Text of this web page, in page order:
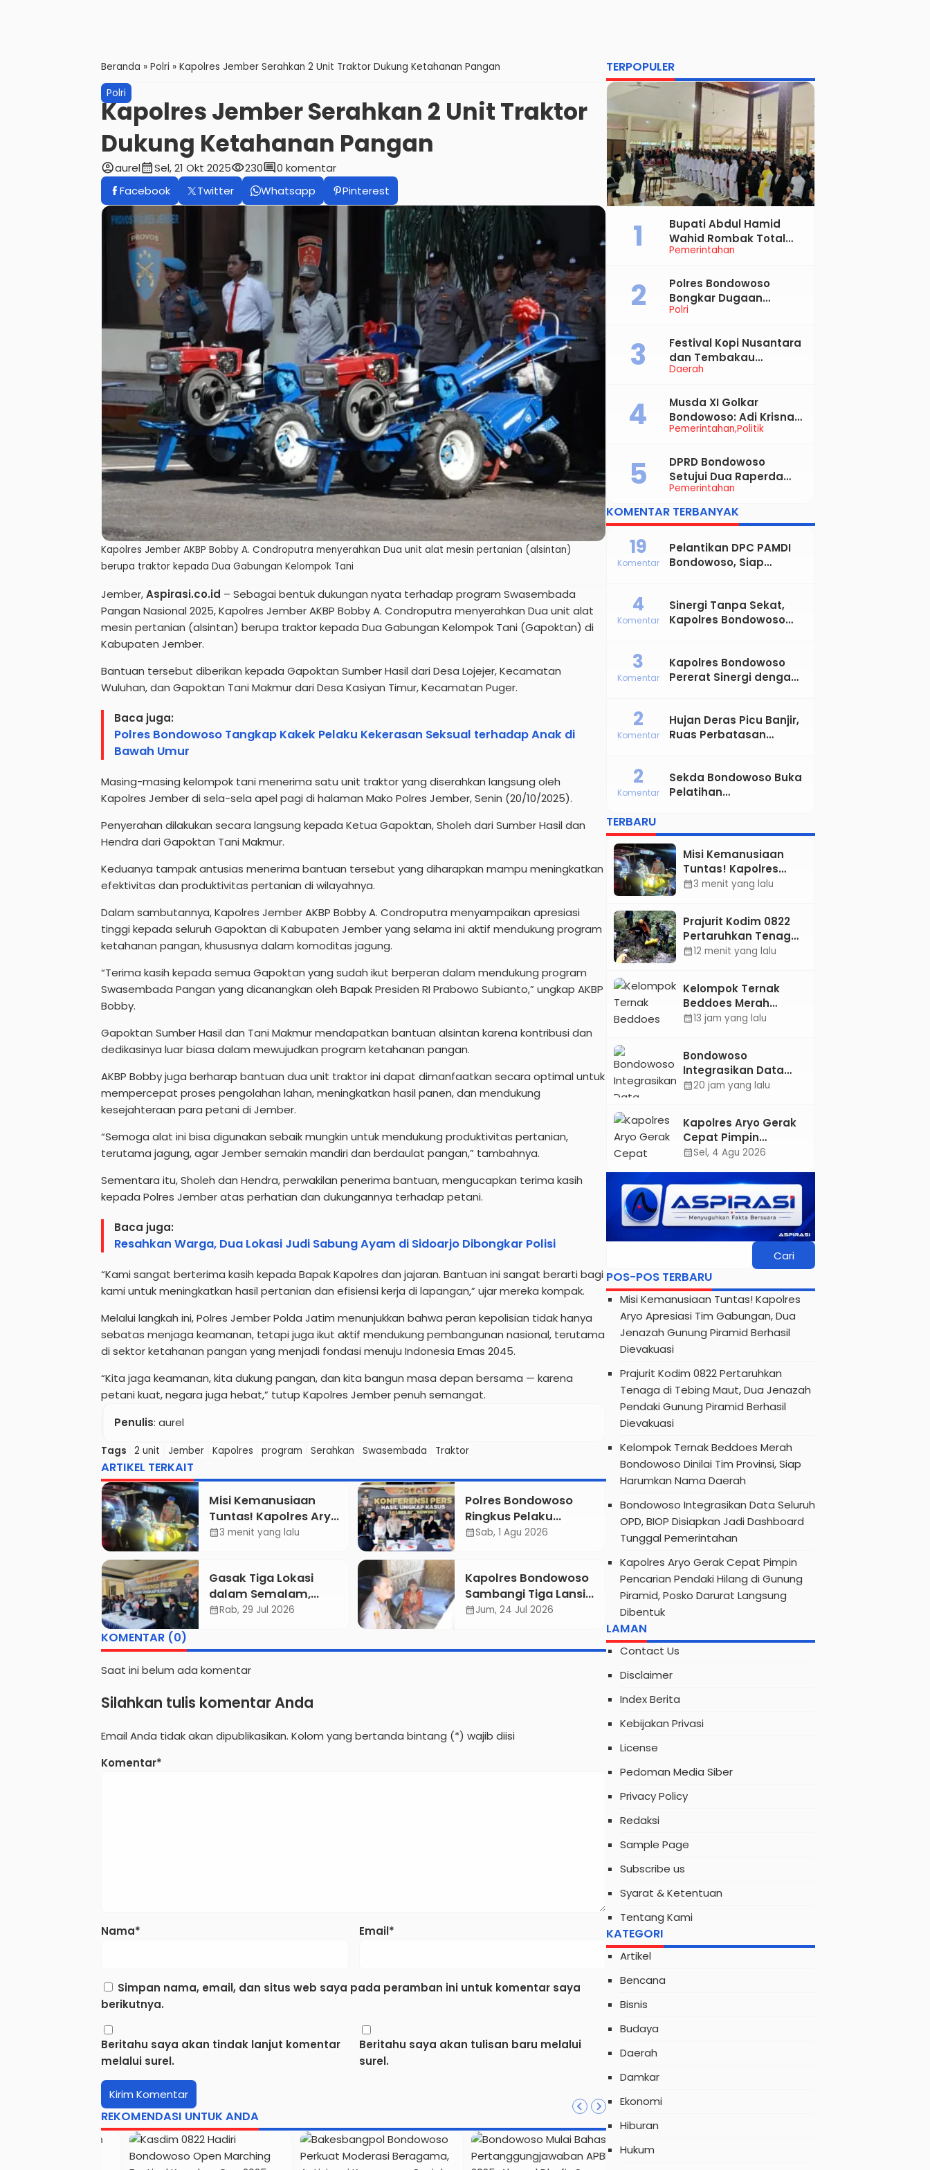
Beranda » Polri » Kapolres Jember Serahkan 2 Unit Traktor Dukung Ketahanan Pangan
Polri
Kapolres Jember Serahkan 2 Unit Traktor
Dukung Ketahanan Pangan
account_circleaurelcalendar_monthSel, 21 Okt 2025visibility230comment0 komentar
Facebook
Twitter Whatsapp Pinterest
Kapolres Jember AKBP Bobby A. Condroputra menyerahkan Dua unit alat mesin pertanian (alsintan)
berupa traktor kepada Dua Gabungan Kelompok Tani
Jember,Aspirasi.co.id – Sebagai bentuk dukungan nyata terhadap program Swasembada
Pangan Nasional 2025, Kapolres Jember AKBP Bobby A. Condroputra menyerahkan Dua unit alat
mesin pertanian (alsintan) berupa traktor kepada Dua Gabungan Kelompok Tani (Gapoktan) di
Kabupaten Jember.
Bantuan tersebut diberikan kepada Gapoktan Sumber Hasil dari Desa Lojejer, Kecamatan
Wuluhan, dan Gapoktan Tani Makmur dari Desa Kasiyan Timur, Kecamatan Puger.
Baca juga:
Polres Bondowoso Tangkap Kakek Pelaku Kekerasan Seksual terhadap Anak di
Bawah Umur
Masing-masing kelompok tani menerima satu unit traktor yang diserahkan langsung oleh
Kapolres Jember di sela-sela apel pagi di halaman Mako Polres Jember, Senin (20/10/2025).
Penyerahan dilakukan secara langsung kepada Ketua Gapoktan, Sholeh dari Sumber Hasil dan
Hendra dari Gapoktan Tani Makmur.
Keduanya tampak antusias menerima bantuan tersebut yang diharapkan mampu meningkatkan
efektivitas dan produktivitas pertanian di wilayahnya.
Dalam sambutannya, Kapolres Jember AKBP Bobby A. Condroputra menyampaikan apresiasi
tinggi kepada seluruh Gapoktan di Kabupaten Jember yang selama ini aktif mendukung program
ketahanan pangan, khususnya dalam komoditas jagung.
“Terima kasih kepada semua Gapoktan yang sudah ikut berperan dalam mendukung program
Swasembada Pangan yang dicanangkan oleh Bapak Presiden RI Prabowo Subianto,” ungkap AKBP
Bobby.
Gapoktan Sumber Hasil dan Tani Makmur mendapatkan bantuan alsintan karena kontribusi dan
dedikasinya luar biasa dalam mewujudkan program ketahanan pangan.
AKBP Bobby juga berharap bantuan dua unit traktor ini dapat dimanfaatkan secara optimal untuk
mempercepat proses pengolahan lahan, meningkatkan hasil panen, dan mendukung
kesejahteraan para petani di Jember.
“Semoga alat ini bisa digunakan sebaik mungkin untuk mendukung produktivitas pertanian,
terutama jagung, agar Jember semakin mandiri dan berdaulat pangan,” tambahnya.
Sementara itu, Sholeh dan Hendra, perwakilan penerima bantuan, mengucapkan terima kasih
kepada Polres Jember atas perhatian dan dukungannya terhadap petani.
Baca juga:
Resahkan Warga, Dua Lokasi Judi Sabung Ayam di Sidoarjo Dibongkar Polisi
“Kami sangat berterima kasih kepada Bapak Kapolres dan jajaran. Bantuan ini sangat berarti bagi
kami untuk meningkatkan hasil pertanian dan efisiensi kerja di lapangan,” ujar mereka kompak.
Melalui langkah ini, Polres Jember Polda Jatim menunjukkan bahwa peran kepolisian tidak hanya
sebatas menjaga keamanan, tetapi juga ikut aktif mendukung pembangunan nasional, terutama
di sektor ketahanan pangan yang menjadi fondasi menuju Indonesia Emas 2045.
“Kita jaga keamanan, kita dukung pangan, dan kita bangun masa depan bersama — karena
petani kuat, negara juga hebat,” tutup Kapolres Jember penuh semangat.
Penulis: aurel
Tags 2 unit Jember Kapolres program Serahkan Swasembada Traktor
ARTIKEL TERKAIT
Misi Kemanusiaan
Tuntas! Kapolres Aryo
Apresiasi Tim
Piramid Berhasil
Dievakuasi
calendar_month3 menit yang lalu
Polres Bondowoso
Ringkus Pelaku
Curanmor, Satu
calendar_monthSab, 1 Agu 2026
Gasak Tiga Lokasi
dalam Semalam,
Pembobol ATM BRI di
calendar_monthRab, 29 Jul 2026
Kapolres Bondowoso
Sambangi Tiga Lansia
Dhuafa, Serahkan
calendar_monthJum, 24 Jul 2026
KOMENTAR (0)
Saat ini belum ada komentar
Silahkan tulis komentar Anda
Email Anda tidak akan dipublikasikan. Kolom yang bertanda bintang (*) wajib diisi
Komentar*
Nama* Email*
Simpan nama, email, dan situs web saya pada peramban ini untuk komentar saya
berikutnya.
Beritahu saya akan tindak lanjut komentar
melalui surel.
Beritahu saya akan tulisan baru melalui
surel.
REKOMENDASI UNTUK ANDA
TERPOPULER
Pemerintahan
Bupati Abdul Hamid
Wahid Rombak Total
Birokrasi Bondowoso, Ini
Resmi Dilantik
Polri
Polres Bondowoso
Bongkar Dugaan
Kekerasan Seksual
Ayah Kandung
Daerah
Festival Kopi Nusantara
dan Tembakau
Bondowoso Diserbu
Pemerintahan Politik
Musda XI Golkar
Bondowoso: Adi Krisna
Ajak Muhasabah,
Sinergi untuk
Bondowoso Maju
Pemerintahan
DPRD Bondowoso
Setujui Dua Raperda
Strategis, Bupati:
Perkuat Fiskal Daerah
dan Demokrasi Desa
KOMENTAR TERBANYAK
Pelantikan DPC PAMDI
Bondowoso, Siap
Seniman
19
Komentar
Sinergi Tanpa Sekat,
Kapolres Bondowoso
Bhayangkara ke-80
4
Komentar
Kapolres Bondowoso
Pererat Sinergi dengan
Profesional dan Solid
3
Komentar
Hujan Deras Picu Banjir,
Ruas Perbatasan
Parah
2
Komentar
Sekda Bondowoso Buka
Pelatihan
Angkatan VIII dan IX
2
Komentar
TERBARU
Misi Kemanusiaan
Tuntas! Kapolres
Aryo Apresiasi Tim
Piramid Berhasil
Dievakuasi
calendar_month3 menit yang lalu
Prajurit Kodim 0822
Pertaruhkan Tenaga
di Tebing Maut, Dua
Berhasil Dievakuasi
calendar_month12 menit yang lalu
Kelompok Ternak
Beddoes Merah
Bondowoso Dinilai
Daerah
calendar_month13 jam yang lalu
Bondowoso
Integrasikan Data
Seluruh OPD, BIOP
Pemerintahan
calendar_month20 jam yang lalu
Kapolres Aryo Gerak
Cepat Pimpin
Pencarian Pendaki
Piramid, Posko
Darurat Langsung
Dibentuk
calendar_monthSel, 4 Agu 2026
POS-POS TERBARU
Misi Kemanusiaan Tuntas! Kapolres
Aryo Apresiasi Tim Gabungan, Dua
Jenazah Gunung Piramid Berhasil
Dievakuasi
Prajurit Kodim 0822 Pertaruhkan
Tenaga di Tebing Maut, Dua Jenazah
Pendaki Gunung Piramid Berhasil
Dievakuasi
Kelompok Ternak Beddoes Merah
Bondowoso Dinilai Tim Provinsi, Siap
Harumkan Nama Daerah
Bondowoso Integrasikan Data Seluruh
OPD, BIOP Disiapkan Jadi Dashboard
Tunggal Pemerintahan
Kapolres Aryo Gerak Cepat Pimpin
Pencarian Pendaki Hilang di Gunung
Piramid, Posko Darurat Langsung
Dibentuk
LAMAN
Contact Us
Disclaimer
Index Berita
Kebijakan Privasi
License
Pedoman Media Siber
Privacy Policy
Redaksi
Sample Page
Subscribe us
Syarat & Ketentuan
Tentang Kami
KATEGORI
Artikel
Bencana
Bisnis
Budaya
Daerah
Damkar
Ekonomi
Hiburan
Hukum